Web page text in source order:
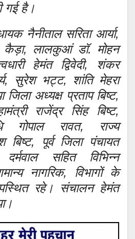
गई है।
नैनीताल सरिता आर्या,
कैड़ा, लालकुआं डॉ. मोहन
हेमंत द्विवेदी, शंकर
सुरेश भट्ट, शांति मेहरा
जिला अध्यक्ष प्रताप बिष्ट,
राजेंद्र सिंह बिष्ट,
गोपाल रावत, राज्य
बिष्ट, पूर्व जिला पंचायत
सहित विभिन्न
नागरिक, विभागों के
रहे। संचालन हेमंत